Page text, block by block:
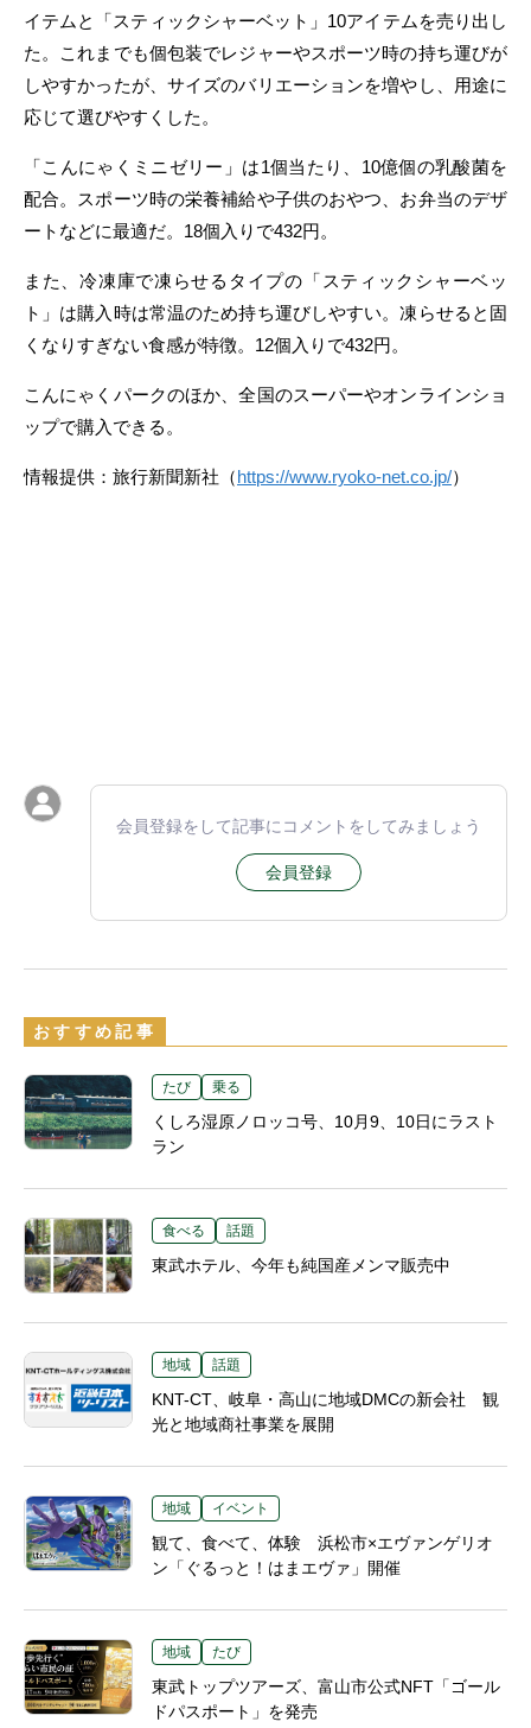
イテムと「スティックシャーベット」10アイテムを売り出し
た。これまでも個包装でレジャーやスポーツ時の持ち運びが
しやすかったが、サイズのバリエーションを増やし、用途に
応じて選びやすくした。
「こんにゃくミニゼリー」は1個当たり、10億個の乳酸菌を
配合。スポーツ時の栄養補給や子供のおやつ、お弁当のデザ
ートなどに最適だ。18個入りで432円。
また、冷凍庫で凍らせるタイプの「スティックシャーベッ
ト」は購入時は常温のため持ち運びしやすい。凍らせると固
くなりすぎない食感が特徴。12個入りで432円。
こんにゃくパークのほか、全国のスーパーやオンラインショ
ップで購入できる。
情報提供：旅行新聞新社（https://www.ryoko-net.co.jp/）
会員登録をして記事にコメントをしてみましょう
会員登録
おすすめ記事
たび 乗る
くしろ湿原ノロッコ号、10月9、10日にラスト
ラン
食べる 話題
東武ホテル、今年も純国産メンマ販売中
地域 話題
KNT-CT、岐阜・高山に地域DMCの新会社 観
光と地域商社事業を展開
地域 イベント
観て、食べて、体験 浜松市×エヴァンゲリオ
ン「ぐるっと！はまエヴァ」開催
地域 たび
東武トップツアーズ、富山市公式NFT「ゴール
ドパスポート」を発売